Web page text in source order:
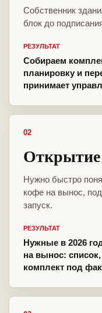
Собственник
блок до
РЕЗУЛЬТАТ
Собираем
планировку и
принимает
02
Открытие
Нужно быстро
кофе на вынос,
запуск.
РЕЗУЛЬТАТ
Нужные в 2026
на вынос:
комплект под